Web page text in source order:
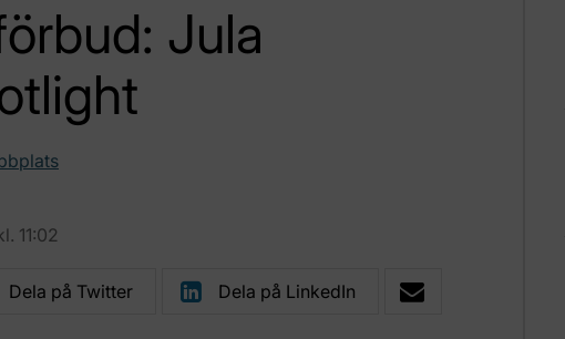
Jula
11:02
Dela på Twitter Dela på LinkedIn